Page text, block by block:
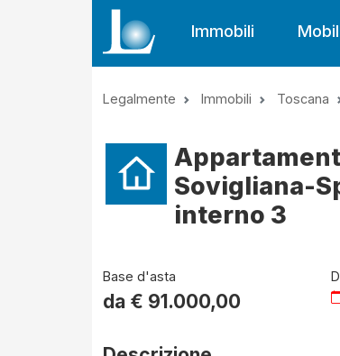
Immobili
Legalmente Immobili Toscana
Sovigliana-
interno 3
Base d'asta
da € 91.000,00